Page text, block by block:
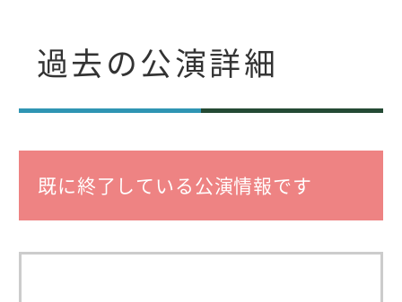
過去の公演詳細
既に終了している公演情報です